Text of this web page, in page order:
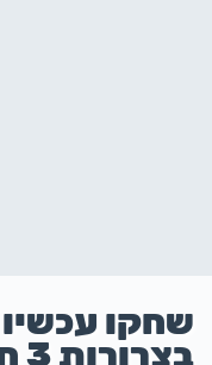
שחקו
בצרורות 3 חינם